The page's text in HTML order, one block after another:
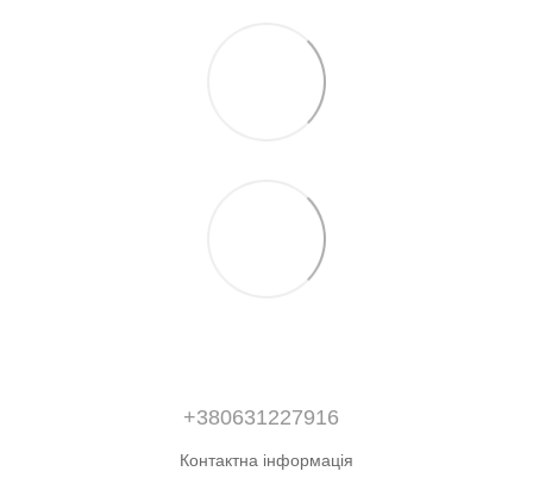
+380631227916
Контактна інформація